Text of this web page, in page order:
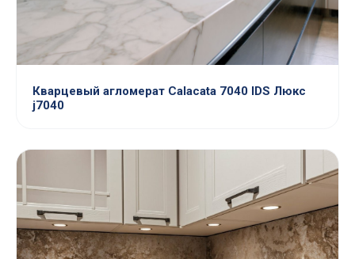
Кварцевый агломерат Calacata 7040 IDS Люкс
j7040